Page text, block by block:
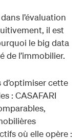
l’évaluation
il est
le big data
de l’immobilier.
cette
: CASAFARI
où elle opère :